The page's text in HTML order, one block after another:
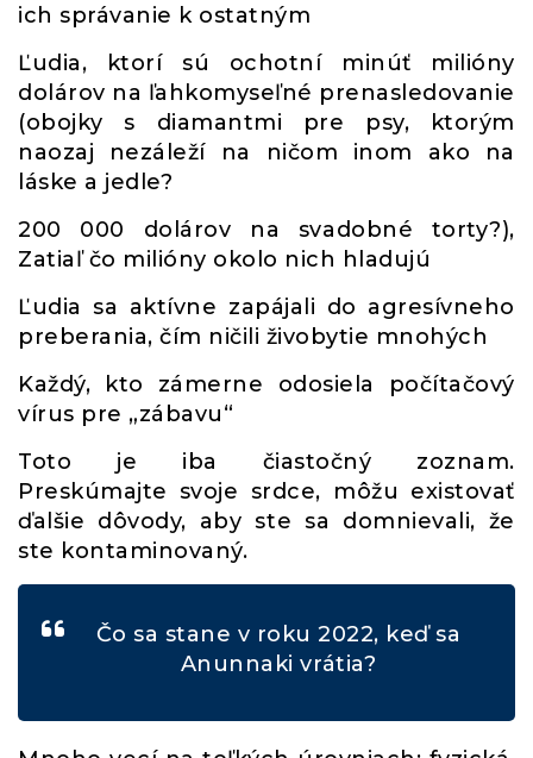
ich správanie k ostatným
Ľudia, ktorí sú ochotní minúť milióny
dolárov na ľahkomyseľné prenasledovanie
(obojky s diamantmi pre psy, ktorým
naozaj nezáleží na ničom inom ako na
láske a jedle?
200 000 dolárov na svadobné torty?),
Zatiaľ čo milióny okolo nich hladujú
Ľudia sa aktívne zapájali do agresívneho
preberania, čím ničili živobytie mnohých
Každý, kto zámerne odosiela počítačový
vírus pre „zábavu“
Toto je iba čiastočný zoznam.
Preskúmajte svoje srdce, môžu existovať
ďalšie dôvody, aby ste sa domnievali, že
ste kontaminovaný.
Čo sa stane v roku 2022, keď sa
Anunnaki vrátia?